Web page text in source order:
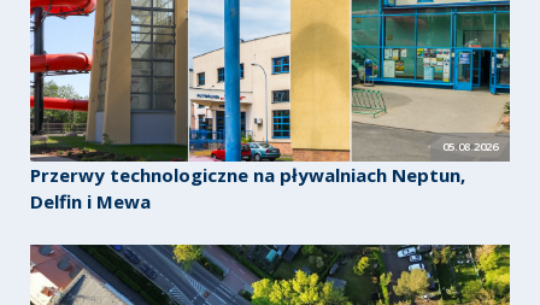
05.08.2026
Przerwy technologiczne na pływalniach Neptun,
Delfin i Mewa